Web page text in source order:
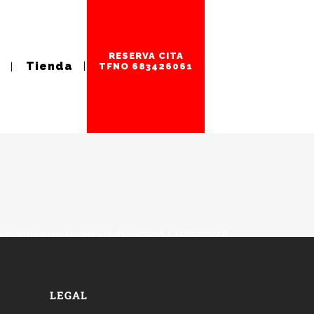
Tienda
RESERVA CITA
TFNO 683426061
de lunas en Madrid>brabus-v250d-1-1565798958
LEGAL